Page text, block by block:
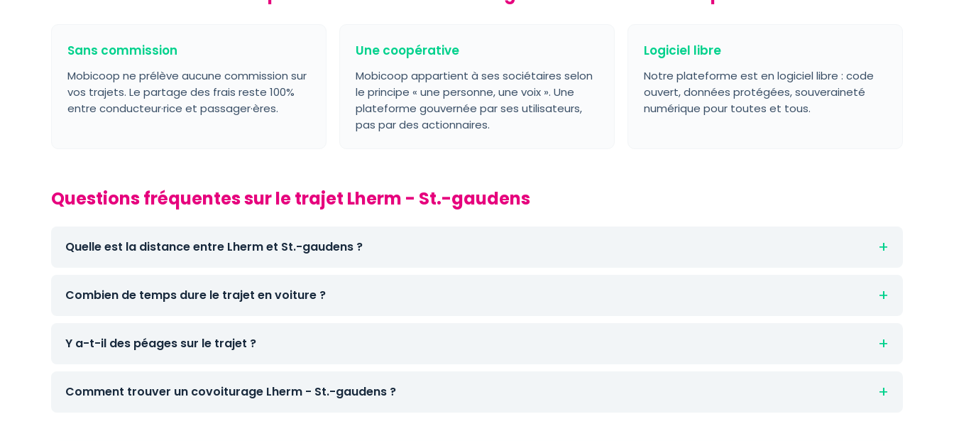
Sans commission
Mobicoop ne prélève aucune commission sur
vos trajets. Le partage des frais reste 100%
entre conducteur·rice et passager·ères.
Une coopérative
Mobicoop appartient à ses sociétaires selon
le principe « une personne, une voix ». Une
plateforme gouvernée par ses utilisateurs,
pas par des actionnaires.
Logiciel libre
Notre plateforme est en logiciel libre : code
ouvert, données protégées, souveraineté
numérique pour toutes et tous.
Questions fréquentes sur le trajet Lherm - St.-gaudens
Quelle est la distance entre Lherm et St.-gaudens ?
Combien de temps dure le trajet en voiture ?
Y a-t-il des péages sur le trajet ?
Comment trouver un covoiturage Lherm - St.-gaudens ?